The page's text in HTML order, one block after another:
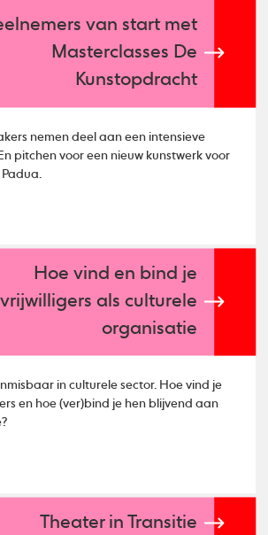
van start met
Masterclasses De
Kunstopdracht
nemen deel aan een intensieve
pitchen voor een nieuw kunstwerk voor
Hoe vind en bind je
vrijwilligers als culturele
organisatie
in culturele sector. Hoe vind je
en hoe (ver)bind je hen blijvend aan
Theater in Transitie